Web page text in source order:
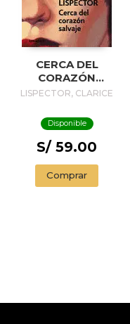
CERCA DEL
CORAZÓN
SALVAJE / NEAR
HEART
LISPECTOR, CLARICE
Disponible
S/ 59.00
Comprar